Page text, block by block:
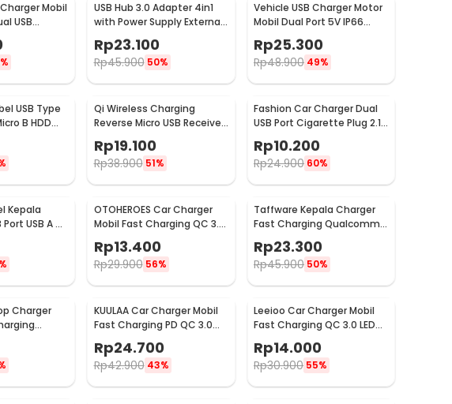
Mobil
USB
- EC2
USB Hub 3.0 Adapter 4in1
with Power Supply External
USB 3.0 4 Port - UH-103U3
Rp23.100
Rp45.900 50%
Vehicle USB Charger Motor
Mobil Dual Port 5V IP66
Splashproof - 42557
Rp25.300
Rp48.900 49%
USB Type
B HDD
SGC10
Qi Wireless Charging
Reverse Micro USB Receiver
Rp19.100
Rp38.900 51%
Fashion Car Charger Dual
USB Port Cigarette Plug 2.1A
Rp10.200
Rp24.900 60%
Kepala
USB A 5V
OTOHEROES Car Charger
Mobil Fast Charging QC 3.0
Dual USB 3.1A 30W - DC-681
Rp13.400
Rp29.900 56%
Taffware Kepala Charger
Fast Charging Qualcomm
QC 3.0 USB 3 Port USB - AR-
QC-03
Rp23.300
Rp45.900 50%
Charger
Port 4A -
KUULAA Car Charger Mobil
Fast Charging PD QC 3.0
Rp24.700
Rp42.900 43%
Leeioo Car Charger Mobil
Fast Charging QC 3.0 LED
Rp14.000
Rp30.900 55%